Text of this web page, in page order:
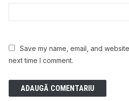
Save my name, email, and
next time I comment.